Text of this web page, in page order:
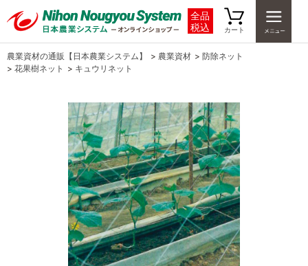
全品
税込
カート
農業資材の通販【日本農業システム】 > 農業資材 > 防除ネット
> 花果樹ネット > キュウリネット